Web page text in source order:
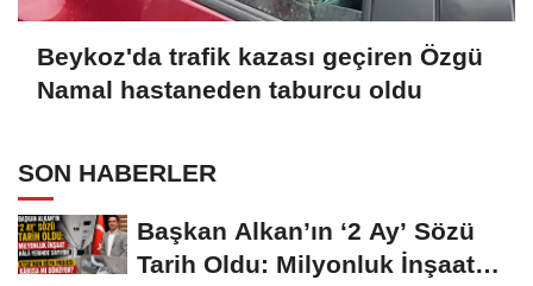
Beykoz'da trafik kazası geçiren Özgü
Namal hastaneden taburcu oldu
SON HABERLER
Başkan Alkan’ın ‘2 Ay’ Sözü
Tarih Oldu: Milyonluk İnşaat